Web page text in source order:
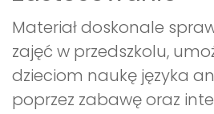
Materiał doskonale
zajęć w przedszkolu,
dzieciom naukę języka
poprzez zabawę oraz